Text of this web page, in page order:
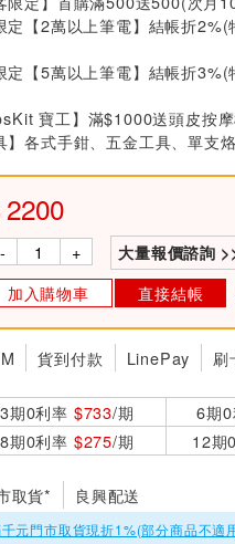
定【2萬以上筆電】結帳折2%(
定【5萬以上筆電】結帳折3%(
寶工】滿$1000送頭皮按
】各式手鉗、五金工具、單支
2200
- + 大量報價諮詢
加入購物車 直接結帳
貨到付款 LinePay 刷
3期0利率 $733/期 6期
8期0利率 $275/期 12期
取貨* 良興配送
元門市取貨現折1%(部分商品不適